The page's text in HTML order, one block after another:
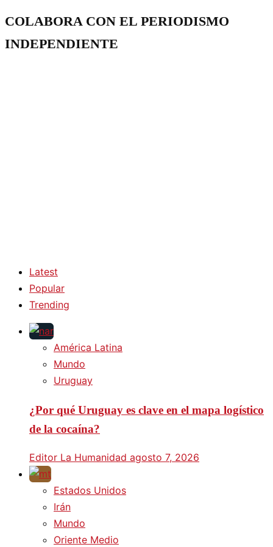
COLABORA CON EL PERIODISMO
INDEPENDIENTE
Latest
Popular
Trending
América Latina
Mundo
Uruguay
¿Por qué Uruguay es clave en el mapa logístico
de la cocaína?
Editor La Humanidad agosto 7, 2026
Estados Unidos
Irán
Mundo
Oriente Medio